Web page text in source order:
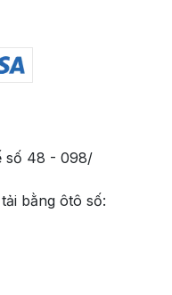
số 48 - 098/
bằng ôtô số: